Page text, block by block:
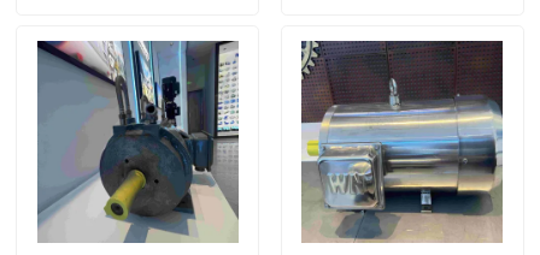
Łączność
Produkty
Filmy